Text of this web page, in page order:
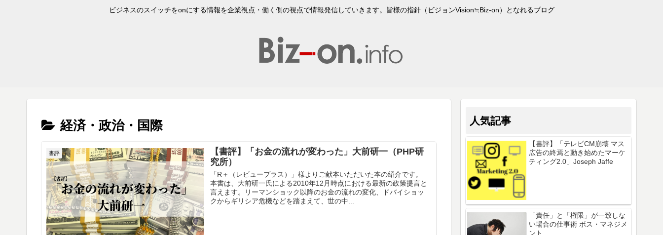
ビジネスのスイッチをonにする情報を企業視点・働く側の視点で情報発信していきます。皆様の指針（ビジョンVision≒Biz-on）となれるブログ
経済・政治・国際
書評
【書評】「お金の流れが変わった」大前研一（PHP研
究所）
「R＋（レビュープラス）」様よりご献本いただいた本の紹介です。
本書は、大前研一氏による2010年12月時点における最新の政策提言と
言えます。リーマンショック以降のお金の流れの変化、ドバイショッ
クからギリシア危機などを踏まえて、世の中...
人気記事
【書評】「テレビCM崩壊 マス
広告の終焉と動き始めたマーケ
ティング2.0」Joseph Jaffe
「責任」と「権限」が一致しな
い場合の仕事術 ボス・マネジメ
ント